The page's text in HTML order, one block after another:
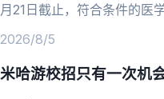
月21日截止，符合条件的医
2026/8/5
米哈游校招只有一次机